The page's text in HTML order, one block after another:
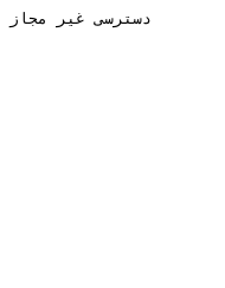
دسترسی غیر مجاز